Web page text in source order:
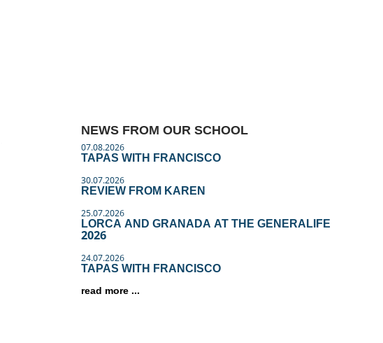
NEWS FROM OUR SCHOOL
07.08.2026
TAPAS WITH FRANCISCO
30.07.2026
REVIEW FROM KAREN
25.07.2026
LORCA AND GRANADA AT THE GENERALIFE
2026
24.07.2026
TAPAS WITH FRANCISCO
read more ...